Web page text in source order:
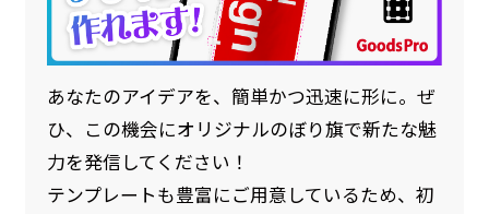
あなたのアイデアを、簡単かつ迅速に形に。ぜ
ひ、この機会にオリジナルのぼり旗で新たな魅
力を発信してください！
テンプレートも豊富にご用意しているため、初